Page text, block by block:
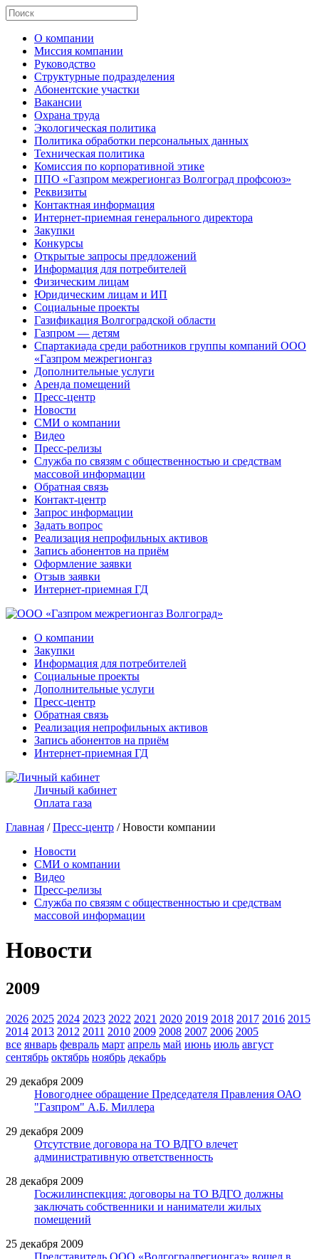
О компании
Миссия компании
Руководство
Структурные подразделения
Абонентские участки
Вакансии
Охрана труда
Экологическая политика
Политика обработки персональных данных
Техническая политика
Комиссия по корпоративной этике
ППО «Газпром межрегионгаз Волгоград профсоюз»
Реквизиты
Контактная информация
Интернет-приемная генерального директора
Закупки
Конкурсы
Открытые запросы предложений
Информация для потребителей
Физическим лицам
Юридическим лицам и ИП
Социальные проекты
Газификация Волгоградской области
Газпром — детям
Спартакиада среди работников группы компаний ООО
«Газпром межрегионгаз
Дополнительные услуги
Аренда помещений
Пресс-центр
Новости
СМИ о компании
Видео
Пресс-релизы
Служба по связям с общественностью и средствам
массовой информации
Обратная связь
Контакт-центр
Запрос информации
Задать вопрос
Реализация непрофильных активов
Запись абонентов на приём
Оформление заявки
Отзыв заявки
Интернет-приемная ГД
О компании
Закупки
Информация для потребителей
Социальные проекты
Дополнительные услуги
Пресс-центр
Обратная связь
Реализация непрофильных активов
Запись абонентов на приём
Интернет-приемная ГД
Личный кабинет
Оплата газа
Главная /Пресс-центр / Новости компании
Новости
СМИ о компании
Видео
Пресс-релизы
Служба по связям с общественностью и средствам
массовой информации
Новости
2009
2026 2025 2024 2023 2022 2021 2020 2019 2018 2017 2016 2015
2014 2013 2012 2011 2010 2009 2008 2007 2006 2005
все январь февраль март апрель май июнь июль август
сентябрь октябрь ноябрь декабрь
29 декабря 2009
Новогоднее обращение Председателя Правления ОАО
"Газпром" А.Б. Миллера
29 декабря 2009
Отсутствие договора на ТО ВДГО влечет
административную ответственность
28 декабря 2009
Госжилинспекция: договоры на ТО ВДГО должны
заключать собственники и наниматели жилых
помещений
25 декабря 2009
Представитель ООО «Волгоградрегионгаз» вошел в